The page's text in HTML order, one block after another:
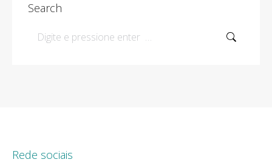
Search
Search:
Rede sociais